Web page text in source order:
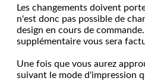
Les changements doivent
n'est donc pas possible de
design en cours de
supplémentaire vous sera
Une fois que vous aurez
suivant le mode d'impression